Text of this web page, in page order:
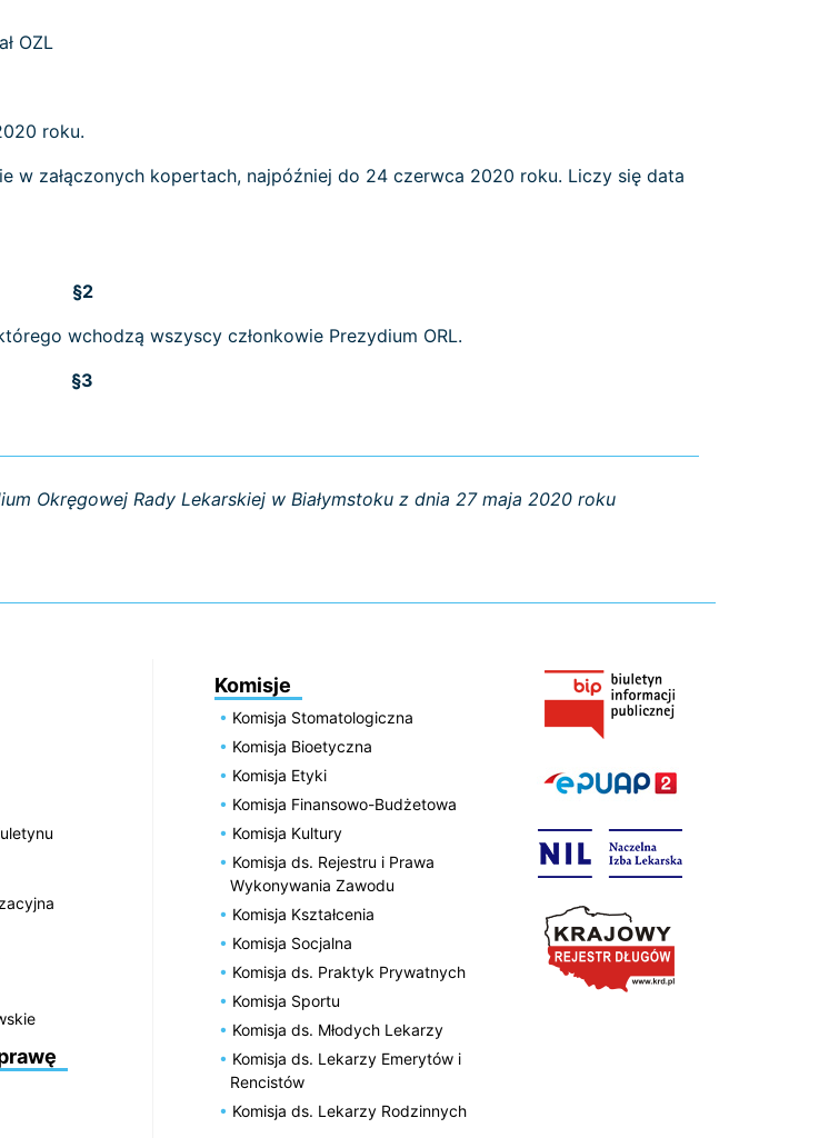
OZL
roku.
w załączonych kopertach, najpóźniej do 24 czerwca 2020 roku. Liczy się data
§2
wchodzą wszyscy członkowie Prezydium ORL.
§3
Okręgowej Rady Lekarskiej w Białymstoku z dnia 27 maja 2020 roku
Komisje
Komisja Stomatologiczna
Komisja Bioetyczna
Komisja Etyki
Komisja Finansowo-Budżetowa
Komisja Kultury
Komisja ds. Rejestru i Prawa
Wykonywania Zawodu
Komisja Kształcenia
Komisja Socjalna
Komisja ds. Praktyk Prywatnych
Komisja Sportu
Komisja ds. Młodych Lekarzy
Komisja ds. Lekarzy Emerytów i
Rencistów
Komisja ds. Lekarzy Rodzinnych